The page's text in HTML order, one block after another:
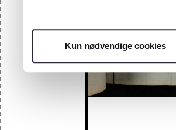
Kun nødvendige cookies